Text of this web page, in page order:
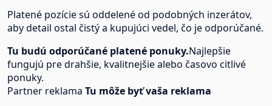
Platené pozície sú oddelené od podobných inzerátov,
aby detail ostal čistý a kupujúci vedel, čo je odporúčané.
Tu budú odporúčané platené ponuky.Najlepšie
fungujú pre drahšie, kvalitnejšie alebo časovo citlivé
ponuky.
Partner reklama Tu môže byť vaša reklama